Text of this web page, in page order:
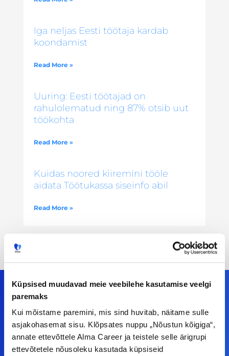
Küpsised muudavad meie veebilehe kasutamise veelgi
paremaks
Kui mõistame paremini, mis sind huvitab, näitame sulle
asjakohasemat sisu. Klõpsates nuppu „Nõustun kõigiga“,
annate ettevõttele Alma Career ja teistele selle ärigrupi
ettevõtetele nõusoleku kasutada küpsiseid
Iga neljas Eesti töötaja kardab
koondamist
Read More »
Uuring: Eesti töötajad on
rahulolematud ning 87% otsib uut
töökohta
Read More »
Kuidas noored kiiremini tööle
aidata Töötukassa siseinfo abil
Read More »
Meiega leiad!
Tööelublogi.ee lehelt leiad kõik vajaliku, et olla